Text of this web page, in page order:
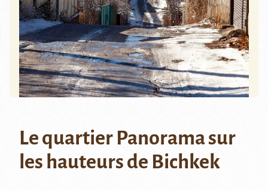
Le quartier Panorama sur
les hauteurs de Bichkek